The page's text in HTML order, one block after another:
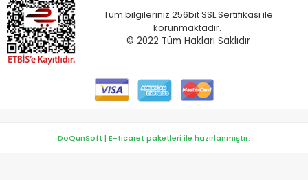
Tüm bilgileriniz 256bit SSL Sertifikası ile
korunmaktadır.
© 2022 Tüm Hakları Saklıdır
DoQunSoft | E-ticaret paketleri ile hazırlanmıştır.